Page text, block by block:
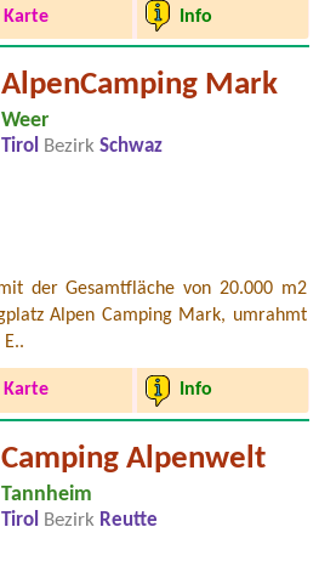
Karte Info
AlpenCamping Mark
Weer
Tirol Bezirk Schwaz
der Gesamtfläche von 20.000 m2
Alpen Camping Mark, umrahmt
Karte Info
Camping Alpenwelt
Tannheim
Tirol Bezirk Reutte